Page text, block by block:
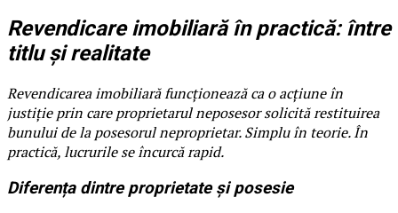
Revendicare imobiliară în practică: între
titlu și realitate
Revendicarea imobiliară funcționează ca o acțiune în
justiție prin care proprietarul neposesor solicită restituirea
bunului de la posesorul neproprietar. Simplu în teorie. În
practică, lucrurile se încurcă rapid.
Diferența dintre proprietate și posesie